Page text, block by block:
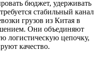
бюджет, удерживать
стабильный канал
грузов из Китая в
Они объединяют
логистическую цепочку,
качество.